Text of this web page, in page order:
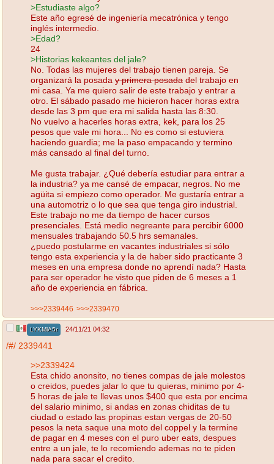
>Estudiaste algo?
Este año egresé de ingeniería mecatrónica y tengo
inglés intermedio.
>Edad?
24
>Historias kekeantes del jale?
No. Todas las mujeres del trabajo tienen pareja. Se
organizará la posada y primera posada del trabajo en
mi casa. Ya me quiero salir de este trabajo y entrar a
otro. El sábado pasado me hicieron hacer horas extra
desde las 3 pm que era mi salida hasta las 8:30.
No vuelvo a hacerles horas extra, kek, para los 25
pesos que vale mi hora... No es como si estuviera
haciendo guardia; me la paso empacando y termino
más cansado al final del turno.
Me gusta trabajar. ¿Qué debería estudiar para entrar a
la industria? ya me cansé de empacar, negros. No me
agüita si empiezo como operador. Me gustaría entrar a
una automotriz o lo que sea que tenga giro industrial.
Este trabajo no me da tiempo de hacer cursos
presenciales. Está medio negreante para percibir 6000
mensuales trabajando 50.5 hrs semanales.
¿puedo postularme en vacantes industriales si sólo
tengo esta experiencia y la de haber sido practicante 3
meses en una empresa donde no aprendí nada? Hasta
para ser operador he visto que piden de 6 meses a 1
año de experiencia en fábrica.
>>>2339446 >>>2339470
LYKMlA5r 24/11/21 04:32
/#/ 2339441
>>2339424
Esta chido anonsito, no tienes compas de jale molestos
o creidos, puedes jalar lo que tu quieras, minimo por 4-
5 horas de jale te llevas unos $400 que esta por encima
del salario minimo, si andas en zonas chiditas de tu
ciudad o estado las propinas estan vergas de 20-50
pesos la neta saque una moto del coppel y la termine
de pagar en 4 meses con el puro uber eats, despues
entre a un jale, te lo recomiendo ademas no te piden
nada para sacar el credito.